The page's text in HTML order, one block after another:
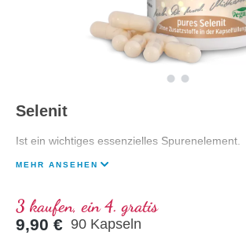
Selenit
Ist ein wichtiges essenzielles Spurenelement.
MEHR ANSEHEN
3 kaufen, ein 4. gratis
9,90 € 90 Kapseln